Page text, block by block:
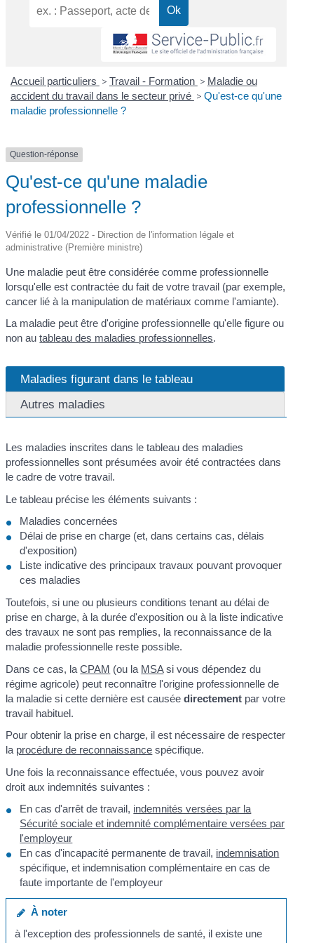
Accueil particuliers > Travail - Formation > Maladie ou
accident du travail dans le secteur privé > Qu'est-ce qu'une
maladie professionnelle ?
Question-réponse
Qu'est-ce qu'une maladie
professionnelle ?
Vérifié le 01/04/2022 - Direction de l'information légale et
administrative (Première ministre)
Une maladie peut être considérée comme professionnelle
lorsqu'elle est contractée du fait de votre travail (par exemple,
cancer lié à la manipulation de matériaux comme l'amiante).
La maladie peut être d'origine professionnelle qu'elle figure ou
non autableau des maladies professionnelles.
Maladies figurant dans le tableau
Autres maladies
Les maladies inscrites dans le tableau des maladies
professionnelles sont présumées avoir été contractées dans
le cadre de votre travail.
Le tableau précise les éléments suivants :
Maladies concernées
Délai de prise en charge (et, dans certains cas, délais
d'exposition)
Liste indicative des principaux travaux pouvant provoquer
ces maladies
Toutefois, si une ou plusieurs conditions tenant au délai de
prise en charge, à la durée d'exposition ou à la liste indicative
des travaux ne sont pas remplies, la reconnaissance de la
maladie professionnelle reste possible.
Dans ce cas, laCPAM (ou la MSAsi vous dépendez du
régime agricole) peut reconnaître l'origine professionnelle de
la maladie si cette dernière est causéedirectement par votre
travail habituel.
Pour obtenir la prise en charge, il est nécessaire de respecter
la procédure de reconnaissance spécifique.
Une fois la reconnaissance effectuée, vous pouvez avoir
droit aux indemnités suivantes :
En cas d'arrêt de travail, indemnités versées par la
Sécurité sociale et indemnité complémentaire versées par
l'employeur
En cas d'incapacité permanente de travail, indemnisation
spécifique, et indemnisation complémentaire en cas de
faute importante de l'employeur
À noter
à l'exception des professionnels de santé, il existe une